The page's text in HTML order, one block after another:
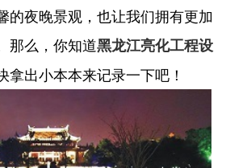
的夜晚景观，也让我们拥有更加
那么，你知道黑龙江亮化工程设
拿出小本本来记录一下吧！